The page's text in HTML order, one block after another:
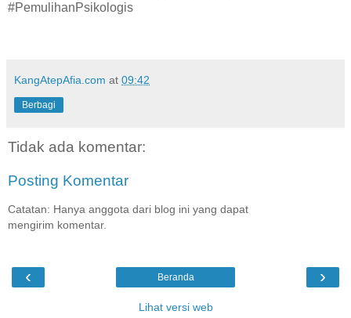
#PemulihanPsikologis
KangAtepAfia.com at 09:42
Berbagi
Tidak ada komentar:
Posting Komentar
Catatan: Hanya anggota dari blog ini yang dapat
mengirim komentar.
‹ ›
Beranda
Lihat versi web